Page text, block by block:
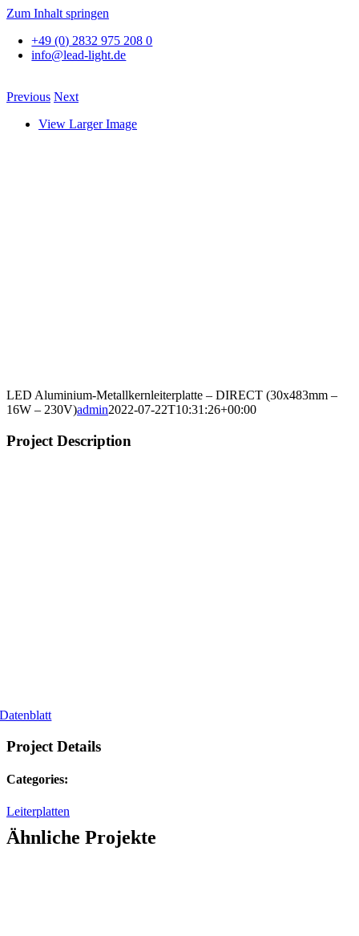
Zum Inhalt springen
+49 (0) 2832 975 208 0
info@lead-light.de
Previous Next
View Larger Image
LED Aluminium-Metallkernleiterplatte – DIRECT (30x483mm –
16W – 230V)admin2022-07-22T10:31:26+00:00
Project Description
Datenblatt
Project Details
Categories:
Leiterplatten
Ähnliche Projekte